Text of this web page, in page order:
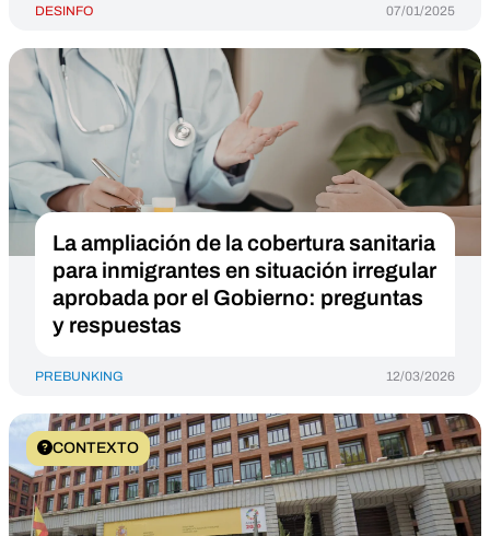
DESINFO 07/01/2025
La ampliación de la cobertura sanitaria
para inmigrantes en situación irregular
aprobada por el Gobierno: preguntas
y respuestas
PREBUNKING 12/03/2026
CONTEXTO